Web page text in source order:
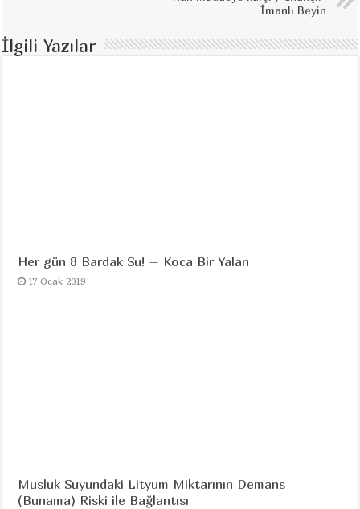
İmanlı Beyin
İlgili Yazılar
Her gün 8 Bardak Su! – Koca Bir Yalan
17 Ocak 2019
Musluk Suyundaki Lityum Miktarının Demans
(Bunama) Riski ile Bağlantısı